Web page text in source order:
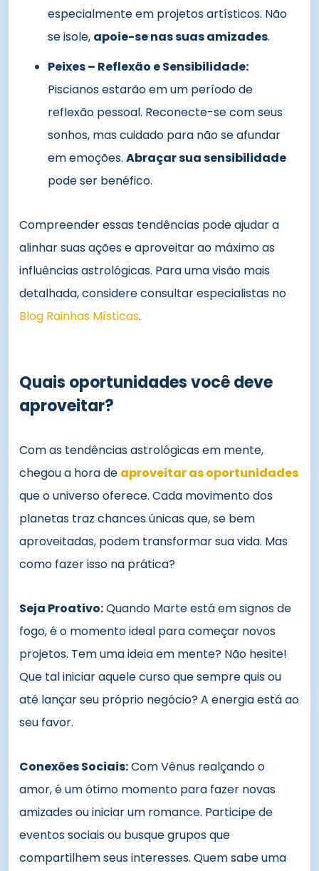
especialmente em projetos artísticos. Não
se isole, apoie-se nas suas amizades.
Peixes – Reflexão e Sensibilidade:
Piscianos estarão em um período de
reflexão pessoal. Reconecte-se com seus
sonhos, mas cuidado para não se afundar
em emoções. Abraçar sua sensibilidade
pode ser benéfico.
Compreender essas tendências pode ajudar a
alinhar suas ações e aproveitar ao máximo as
influências astrológicas. Para uma visão mais
detalhada, considere consultar especialistas no
Blog Rainhas Místicas.
Quais oportunidades você deve
aproveitar?
Com as tendências astrológicas em mente,
chegou a hora de aproveitar as oportunidades
que o universo oferece. Cada movimento dos
planetas traz chances únicas que, se bem
aproveitadas, podem transformar sua vida. Mas
como fazer isso na prática?
Seja Proativo:Quando Marte está em signos de
fogo, é o momento ideal para começar novos
projetos. Tem uma ideia em mente? Não hesite!
Que tal iniciar aquele curso que sempre quis ou
até lançar seu próprio negócio? A energia está ao
seu favor.
Conexões Sociais:Com Vênus realçando o
amor, é um ótimo momento para fazer novas
amizades ou iniciar um romance. Participe de
eventos sociais ou busque grupos que
compartilhem seus interesses. Quem sabe uma